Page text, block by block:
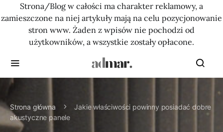
Strona/Blog w całości ma charakter reklamowy, a
zamieszczone na niej artykuły mają na celu pozycjonowanie
stron www. Żaden z wpisów nie pochodzi od
użytkowników, a wszystkie zostały opłacone.
Strona główna
Jakie właściwości powinny posiadać dobre
akustyczne panele